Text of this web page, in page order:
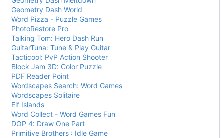
Geometry Dash World
Word Pizza - Puzzle Games
PhotoRestore Pro
Talking Tom: Hero Dash Run
GuitarTuna: Tune & Play Guitar
Tacticool: PvP Action Shooter
Block Jam 3D: Color Puzzle
PDF Reader Point
Wordscapes Search: Word Games
Wordscapes Solitaire
Elf Islands
Word Collect - Word Games Fun
DOP 4: Draw One Part
Primitive Brothers : Idle Game